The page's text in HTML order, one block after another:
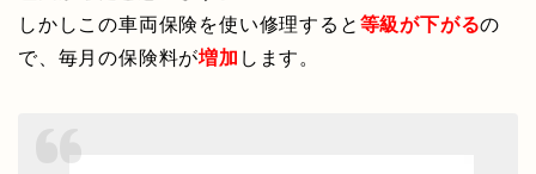
しかしこの車両保険を使い修理すると 等級が下がるの
で、毎月の保険料が増加 します。